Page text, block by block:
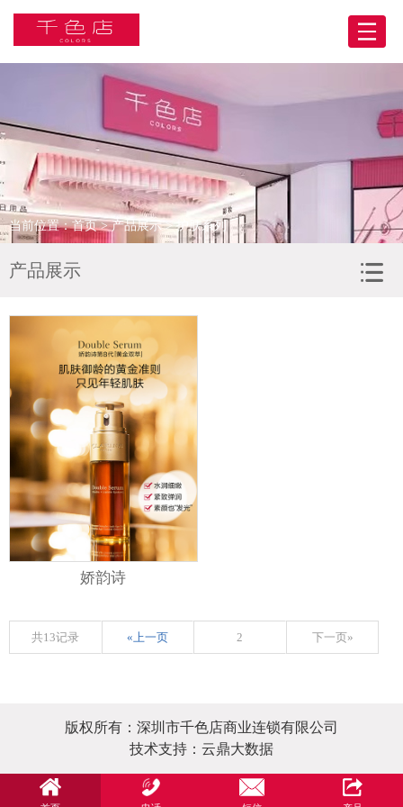
关于我们
产品展示
BA合伙人
新闻资讯
联系我们
当前位置：首页>产品展示> 护肤系列
产品展示
娇韵诗
共13记录 «上一页 2 下一页»
版权所有：深圳市千色店商业连锁有限公司
技术支持：云鼎大数据